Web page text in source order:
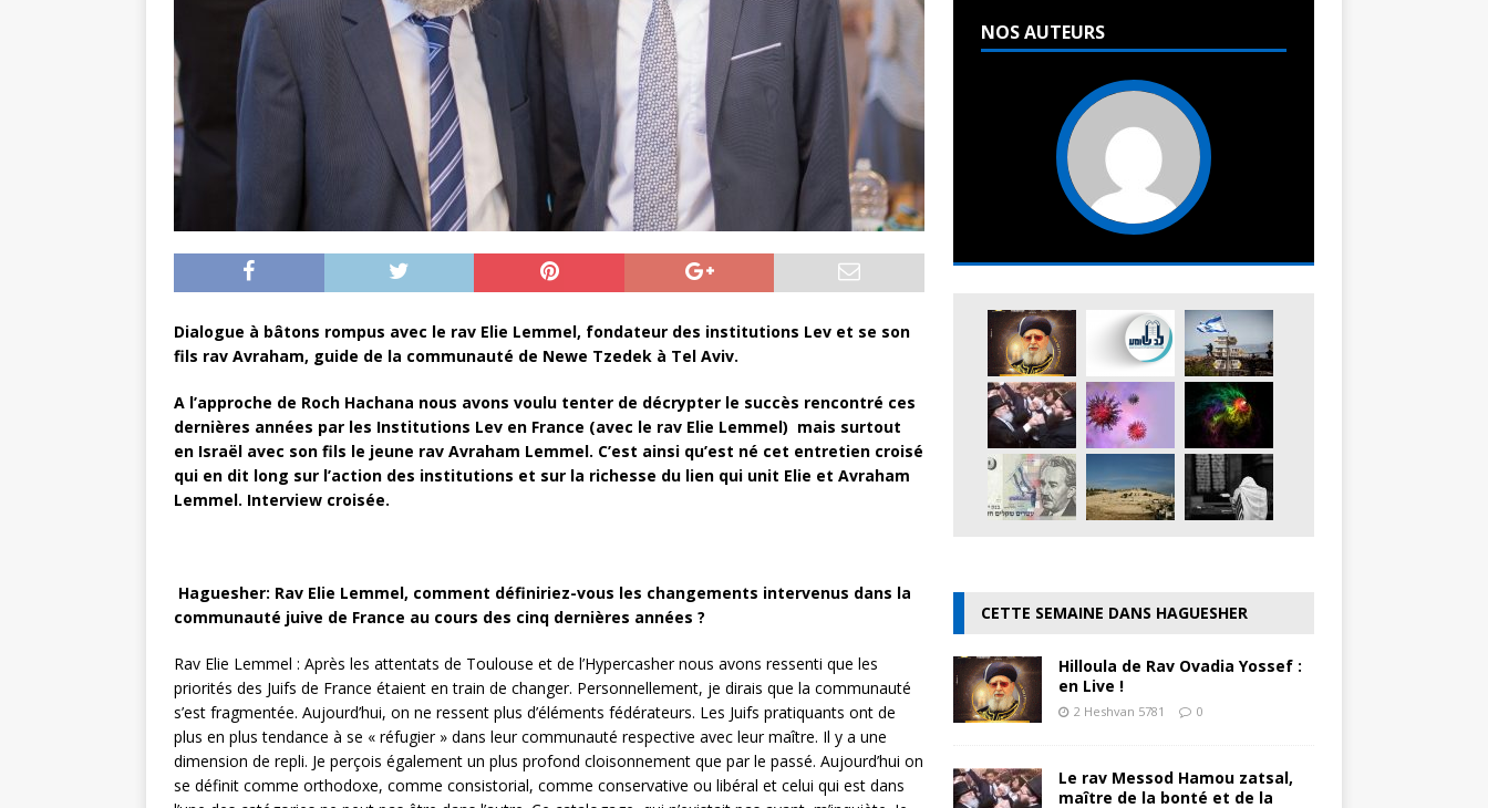
Dialogue à bâtons rompus avec le rav Elie Lemmel, fondateur des institutions Lev et se son
fils rav Avraham, guide de la communauté de Newe Tzedek à Tel Aviv.
A l’approche de Roch Hachana nous avons voulu tenter de décrypter le succès rencontré ces
dernières années par les Institutions Lev en France (avec le rav Elie Lemmel) mais surtout
en Israël avec son fils le jeune rav Avraham Lemmel. C’est ainsi qu’est né cet entretien croisé
qui en dit long sur l’action des institutions et sur la richesse du lien qui unit Elie et Avraham
Lemmel. Interview croisée.
Haguesher: Rav Elie Lemmel, comment définiriez-vous les changements intervenus dans la
communauté juive de France au cours des cinq dernières années ?
Rav Elie Lemmel : Après les attentats de Toulouse et de l’Hypercasher nous avons ressenti que les
priorités des Juifs de France étaient en train de changer. Personnellement, je dirais que la communauté
s’est fragmentée. Aujourd’hui, on ne ressent plus d’éléments fédérateurs. Les Juifs pratiquants ont de
plus en plus tendance à se « réfugier » dans leur communauté respective avec leur maître. Il y a une
dimension de repli. Je perçois également un plus profond cloisonnement que par le passé. Aujourd’hui on
se définit comme orthodoxe, comme consistorial, comme conservative ou libéral et celui qui est dans
NOS AUTEURS
CETTE SEMAINE DANS HAGUESHER
Hilloula de Rav Ovadia Yossef :
en Live !
2 Heshvan 5781 0
Le rav Messod Hamou zatsal,
maître de la bonté et de la